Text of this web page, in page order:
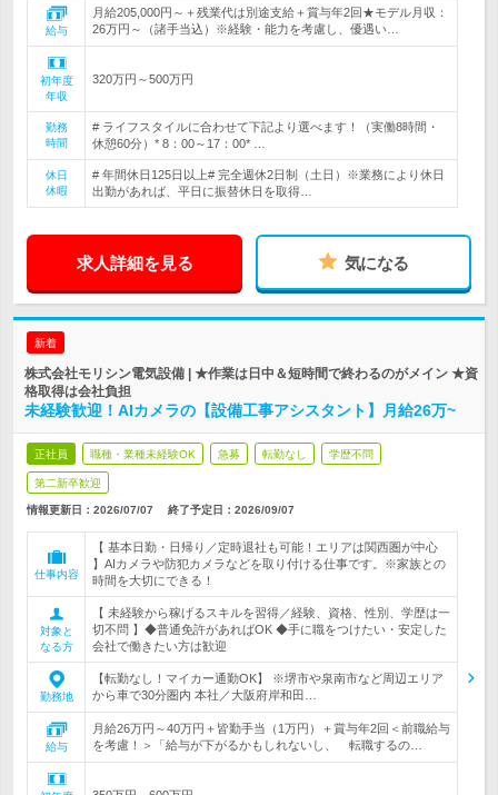
給与
月給205,000円～＋残業代は別途支給＋賞与年2回★モデル月収：
26万円～（諸手当込）※経験・能力を考慮し、優遇い…
初年度
年収
320万円～500万円
勤務
時間
# ライフスタイルに合わせて下記より選べます！（実働8時間・
休憩60分）* 8：00～17：00* …
休日
休暇
# 年間休日125日以上# 完全週休2日制（土日）※業務により休日
出勤があれば、平日に振替休日を取得…
求人詳細を見る 気になる
新着
株式会社モリシン電気設備 | ★作業は日中＆短時間で終わるのがメイン ★資
格取得は会社負担
未経験歓迎！AIカメラの【設備工事アシスタント】月給26万~
正社員 職種・業種未経験OK 急募 転勤なし 学歴不問
第二新卒歓迎
情報更新日：2026/07/07 終了予定日： 2026/09/07
仕事内容
【 基本日勤・日帰り／定時退社も可能！エリアは関西圏が中心
】AIカメラや防犯カメラなどを取り付ける仕事です。※家族との
時間を大切にできる！
対象と
なる方
【 未経験から稼げるスキルを習得／経験、資格、性別、学歴は一
切不問 】◆普通免許があればOK ◆手に職をつけたい・安定した
会社で働きたい方は歓迎
勤務地
【転勤なし！マイカー通勤OK】 ※堺市や泉南市など周辺エリア
から車で30分圏内 本社／大阪府岸和田…
給与
月給26万円～40万円＋皆勤手当（1万円）＋賞与年2回＜前職給与
を考慮！＞「給与が下がるかもしれないし、 転職するの…